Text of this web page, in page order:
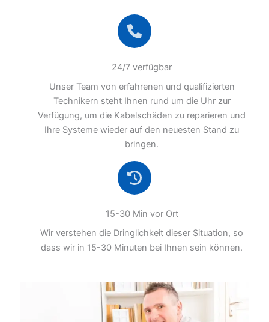
24/7 verfügbar
Unser Team von erfahrenen und qualifizierten
Technikern steht Ihnen rund um die Uhr zur
Verfügung, um die Kabelschäden zu reparieren und
Ihre Systeme wieder auf den neuesten Stand zu
bringen.
15-30 Min vor Ort
Wir verstehen die Dringlichkeit dieser Situation, so
dass wir in 15-30 Minuten bei Ihnen sein können.